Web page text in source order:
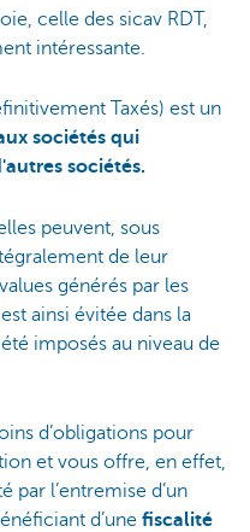
celle des sicav RDT,
intéressante.
Taxés) est un
sociétés qui
sociétés.
peuvent, sous
de leur
générés par les
ainsi évitée dans la
imposés au niveau de
d’obligations pour
et vous offre, en effet,
par l’entremise d’un
d’une fiscalité